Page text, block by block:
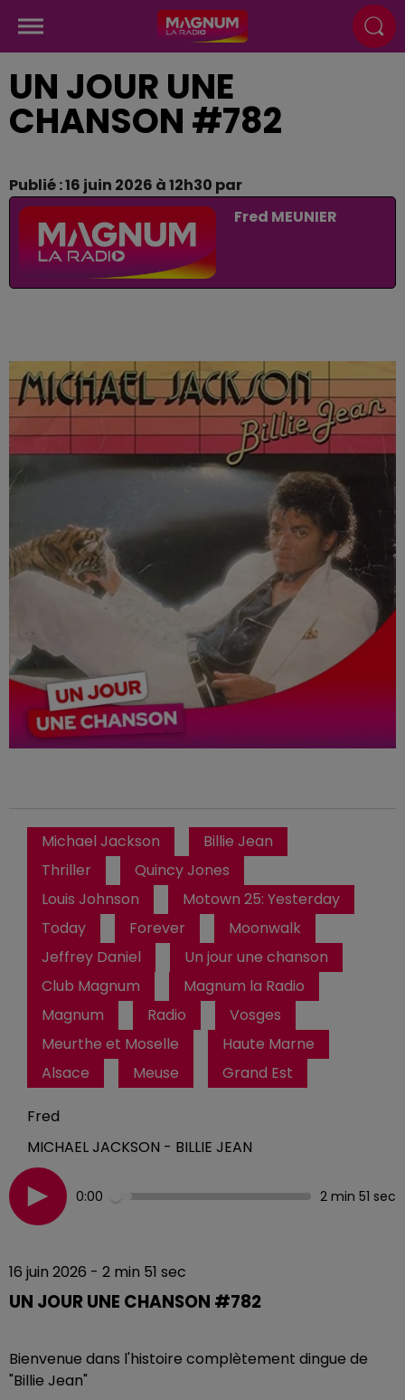
UN JOUR UNE
CHANSON #782
Publié : 16 juin 2026 à 12h30 par
Fred MEUNIER
Michael Jackson
Billie Jean
Thriller
Quincy Jones
Louis Johnson
Motown 25: Yesterday
Today
Forever
Moonwalk
Jeffrey Daniel
Un jour une chanson
Club Magnum
Magnum la Radio
Magnum
Radio
Vosges
Meurthe et Moselle
Haute Marne
Alsace
Meuse Grand Est
Fred
MICHAEL JACKSON - BILLIE JEAN
0:00 2 min 51 sec
16 juin 2026 - 2 min 51 sec
UN JOUR UNE CHANSON #782
Bienvenue dans l'histoire complètement dingue de
"Billie Jean"